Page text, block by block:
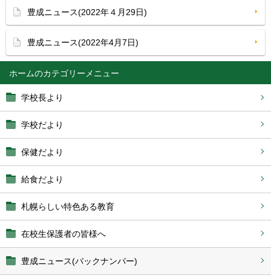
ホーム
学校長より
学校だより
保健だより
給食だより
札幌らしい特色ある教育
在校生保護者の皆様へ
豊成ニュース(バックナンバー)
豊成ニュース(2022年４月29日)
豊成ニュース(2022年4月7日)